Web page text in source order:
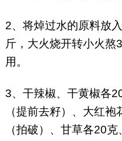
2、将焯过水的原料放
斤，大火烧开转小火熬
用。
3、干辣椒、干黄椒各
（提前去籽）、大红
（拍破）、甘草各20